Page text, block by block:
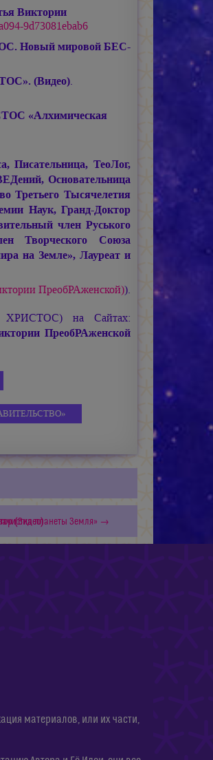
Виктории
9d73081ebab6
Новый мировой БЕС-
(Видео).
«Алхимическая
Писательница, ТеоЛог,
Основательница
Третьего Тысячелетия
Наук, Гранд-Доктор
член Руського
Творческого Союза
на Земле», Лауреат и
ПреобРАженской)).
) на Сайтах:
ПреобРАженской
(Видео)планеты Земля» →
материалов, или их части,